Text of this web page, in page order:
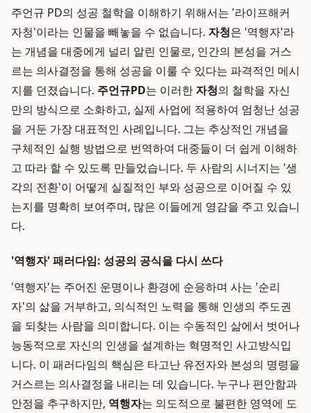
주언규 PD의 성공 철학을 이해하기 위해서는 '라이프해커
자청'이라는 인물을 빼놓을 수 없습니다. 자청은 '역행자'라
는 개념을 대중에게 널리 알린 인물로, 인간의 본성을 거스
르는 의사결정을 통해 성공을 이룰 수 있다는 파격적인 메시
지를 던졌습니다. 주언규PD는 이러한자청의 철학을 자신
만의 방식으로 소화하고, 실제 사업에 적용하여 엄청난 성공
을 거둔 가장 대표적인 사례입니다. 그는 추상적인 개념을
구체적인 실행 방법으로 번역하여 대중들이 더 쉽게 이해하
고 따라 할 수 있도록 만들었습니다. 두 사람의 시너지는 '생
각의 전환'이 어떻게 실질적인 부와 성공으로 이어질 수 있
는지를 명확히 보여주며, 많은 이들에게 영감을 주고 있습니
다.
'역행자' 패러다임: 성공의 공식을 다시 쓰다
'역행자'는 주어진 운명이나 환경에 순응하며 사는 '순리
자'의 삶을 거부하고, 의식적인 노력을 통해 인생의 주도권
을 되찾는 사람을 의미합니다. 이는 수동적인 삶에서 벗어나
능동적으로 자신의 인생을 설계하는 혁명적인 사고방식입
니다. 이 패러다임의 핵심은 타고난 유전자와 본성의 명령을
거스르는 의사결정을 내리는 데 있습니다. 누구나 편안함과
안정을 추구하지만, 역행자는 의도적으로 불편한 영역에 도